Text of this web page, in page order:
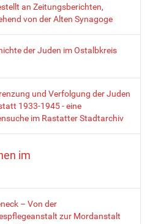
an Zeitungsberichten,
von der Alten Synagoge
der Juden im Ostalbkreis
und Verfolgung der Juden
1933-1945 - eine
im Rastatter Stadtarchiv
im
– Von der
zur Mordanstalt